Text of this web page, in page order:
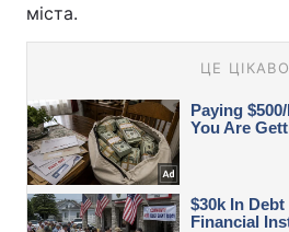
міста.